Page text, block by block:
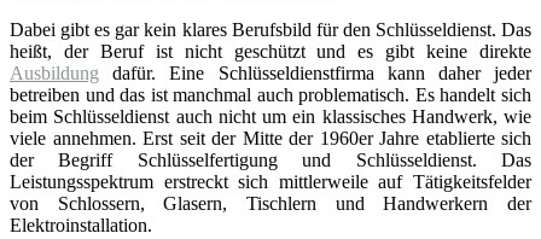
Dabei gibt es gar kein klares Berufsbild für den Schlüsseldienst. Das
heißt, der Beruf ist nicht geschützt und es gibt keine direkte
Ausbildung dafür. Eine Schlüsseldienstfirma kann daher jeder
betreiben und das ist manchmal auch problematisch. Es handelt sich
beim Schlüsseldienst auch nicht um ein klassisches Handwerk, wie
viele annehmen. Erst seit der Mitte der 1960er Jahre etablierte sich
der Begriff Schlüsselfertigung und Schlüsseldienst. Das
Leistungsspektrum erstreckt sich mittlerweile auf Tätigkeitsfelder
von Schlossern, Glasern, Tischlern und Handwerkern der
Elektroinstallation.